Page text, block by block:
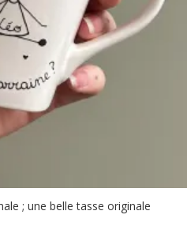
; une belle tasse originale